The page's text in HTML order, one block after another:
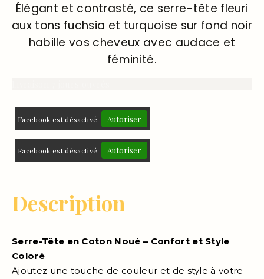
Élégant et contrasté, ce serre-tête fleuri
aux tons fuchsia et turquoise sur fond noir
habille vos cheveux avec audace et
féminité.
Facebook est désactivé. Autoriser
Facebook est désactivé. Autoriser
Description
Serre-Tête en Coton Noué – Confort et Style
Coloré
Ajoutez une touche de couleur et de style à votre